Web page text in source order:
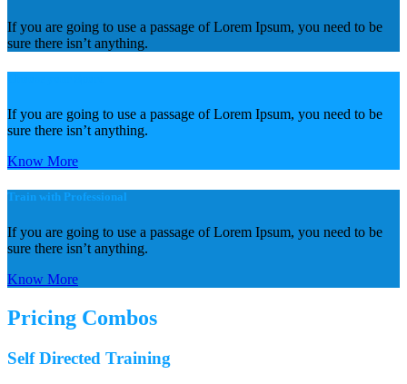
If you are going to use a passage of Lorem Ipsum, you need to be
sure there isn’t anything.
If you are going to use a passage of Lorem Ipsum, you need to be
sure there isn’t anything.
Know More
Train with Professional
If you are going to use a passage of Lorem Ipsum, you need to be
sure there isn’t anything.
Know More
Pricing Combos
Self Directed Training